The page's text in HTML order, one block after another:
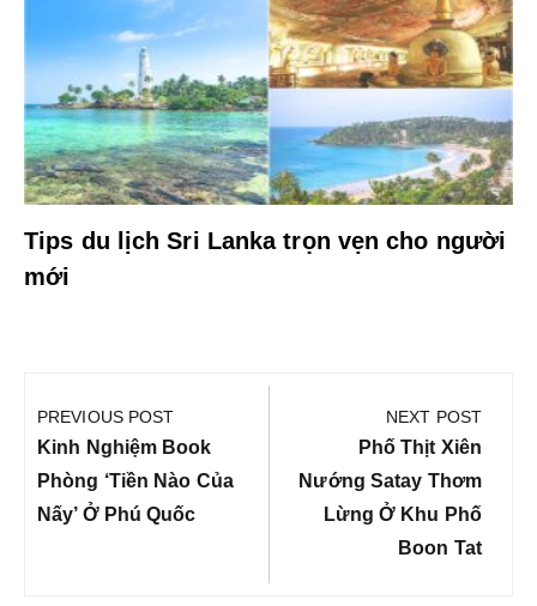
Tips du lịch Sri Lanka trọn vẹn cho người
mới
hướng
bài
viết
PREVIOUS POST
Previous
Post:
Kinh Nghiệm Book
Phòng ‘tiền Nào Của
Nấy’ Ở Phú Quốc
NEXT POST
Next
Post:
Phố Thịt Xiên
Nướng Satay Thơm
Lừng Ở Khu Phố
Boon Tat